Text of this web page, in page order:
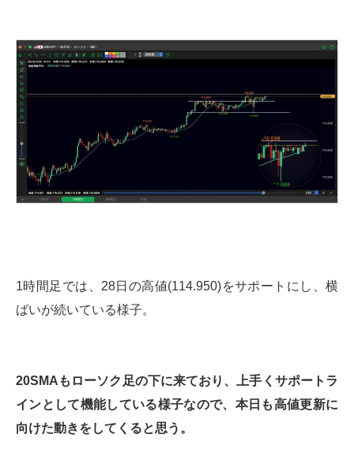
1時間足では、28日の高値(114.950)をサポートにし、横
ばいが続いている様子。
20SMAもローソク足の下に来ており、上手くサポートラ
インとして機能している様子なので、本日も高値更新に
向けた動きをしてくると思う。